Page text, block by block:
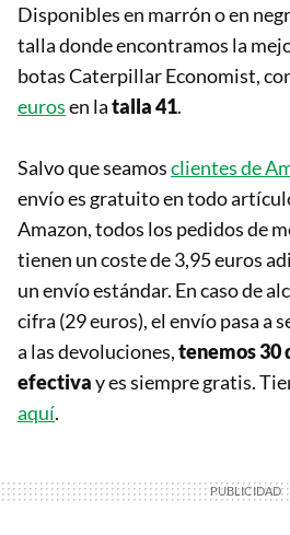
Disponibles en marrón o en
talla donde encontramos la
botas Caterpillar Economist,
eurosen latalla 41.
Salvo que seamosclientes de
envío es gratuito en todo
Amazon, todos los pedidos de
tienen un coste de 3,95 euros
un envío estándar. En caso de
cifra (29 euros), el envío pasa a
a las devoluciones,tenemos 30
efectivay es siempre gratis.
aquí.